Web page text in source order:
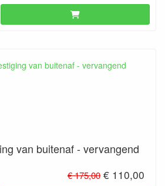
van buitenaf - vervangend
€ 175,00 € 110,00